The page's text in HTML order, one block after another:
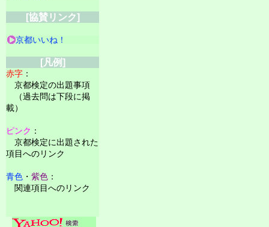
[協賛リンク]
京都いいね！
[凡例]
赤字 ：
京都検定の出題事項
（過去問は下段に掲
載）
ピンク ：
京都検定に出題された
項目へのリンク
青色 ・ 紫色 ：
関連項目へのリンク